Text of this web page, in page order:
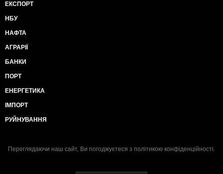
ЕКСПОРТ
НБУ
НАФТА
АГРАРІЇ
БАНКИ
ПОРТ
ЕНЕРГЕТИКА
ІМПОРТ
РУЙНУВАННЯ
Переглядаючи наш сайт, Ви погоджуєтеся з політикою конфіденційності.